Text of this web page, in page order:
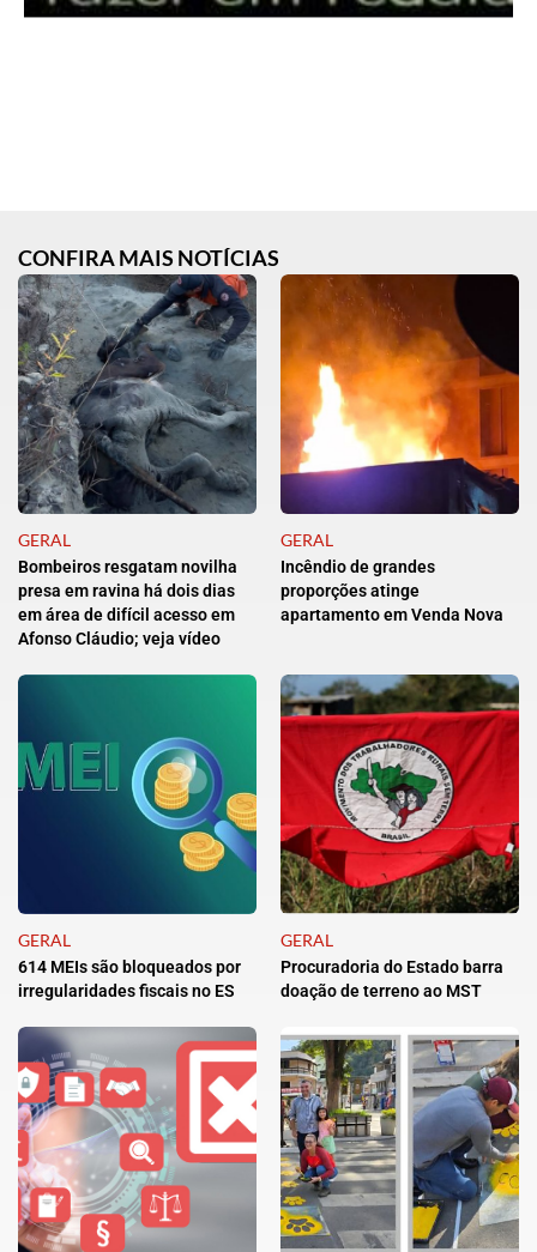
CONFIRA MAIS NOTÍCIAS
GERAL
Bombeiros resgatam novilha
presa em ravina há dois dias
em área de difícil acesso em
Afonso Cláudio; veja vídeo
GERAL
Incêndio de grandes
proporções atinge
apartamento em Venda Nova
GERAL
614 MEIs são bloqueados por
irregularidades fiscais no ES
GERAL
Procuradoria do Estado barra
doação de terreno ao MST